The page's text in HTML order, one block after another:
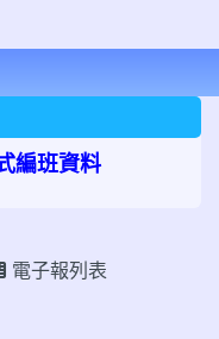
編班資料
電子報列表